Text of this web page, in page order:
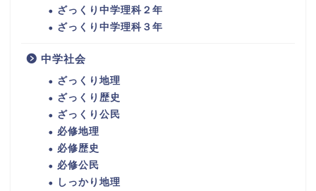
ざっくり中学理科２年
ざっくり中学理科３年
中学社会
ざっくり地理
ざっくり歴史
ざっくり公民
必修地理
必修歴史
必修公民
しっかり地理